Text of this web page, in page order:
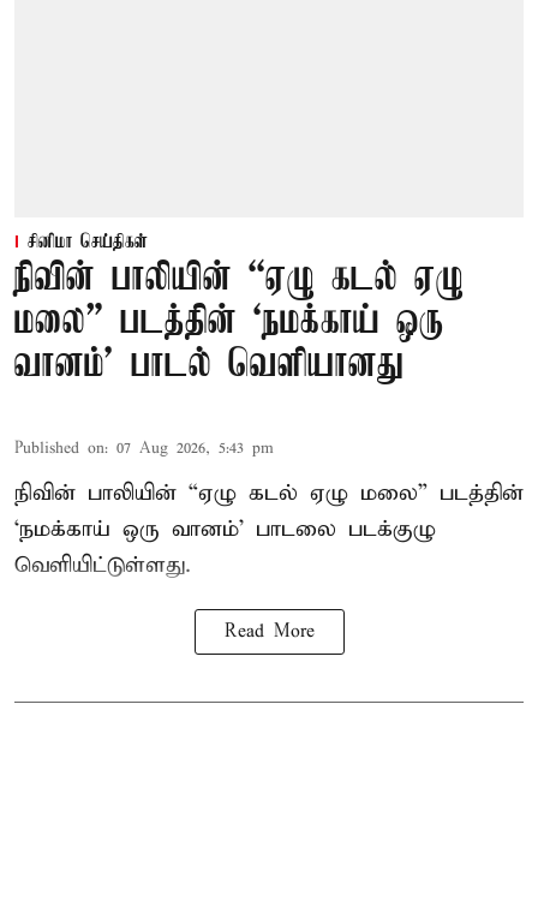
சினிமா செய்திகள்
நிவின் பாலியின் “ஏழு கடல் ஏழு
மலை” படத்தின் ‘நமக்காய் ஒரு
வானம்’ பாடல் வெளியானது
Published on: 07 Aug 2026, 5:43 pm
நிவின் பாலியின் “ஏழு கடல் ஏழு மலை” படத்தின்
‘நமக்காய் ஒரு வானம்’ பாடலை படக்குழு
வெளியிட்டுள்ளது.
Read More